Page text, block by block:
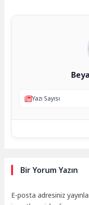
Yazı Sayısı
Bir Yorum Yazın
E-posta adresiniz